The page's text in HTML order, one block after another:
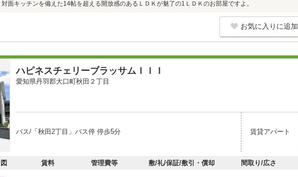
対面キッチンを備えた14帖を超える開放感のあるＬＤＫが魅了の1ＬＤＫのお部屋ですよ。
お気に入りに追加
ハピネスチェリーブラッサムＩＩＩ
愛知県丹羽郡大口町秋田２丁目
バス/「秋田2丁目」バス停 停歩5分 賃貸アパート
賃料 管理費等 敷/礼/保証/敷引・償却 間取り/広さ